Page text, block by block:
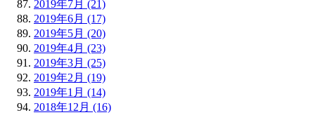
2019年7月 (21)
2019年6月 (17)
2019年5月 (20)
2019年4月 (23)
2019年3月 (25)
2019年2月 (19)
2019年1月 (14)
2018年12月 (16)